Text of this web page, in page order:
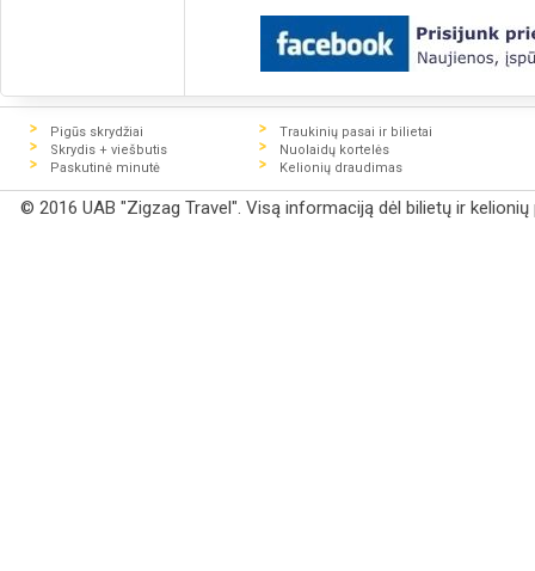
Pigūs skrydžiai
Skrydis + viešbutis
Paskutinė minutė
Traukinių pasai ir bilietai
Nuolaidų kortelės
Kelionių draudimas
© 2016 UAB "Zigzag Travel". Visą informaciją dėl bilietų ir